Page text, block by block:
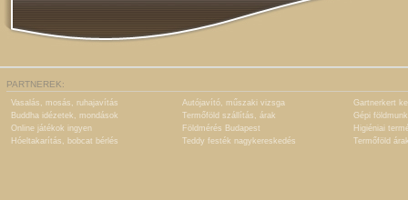
PARTNEREK:
Vasalás, mosás, ruhajavítás Autójavító, műszaki vizsga
Gartnerkert
Buddha idézetek, mondások
Termőföld szállítás, árak
Gépi
Online játékok ingyen
Földmérés Budapest
Higiéniai
Hóeltakarítás, bobcat bérlés
Teddy festék nagykereskedés Termőföld